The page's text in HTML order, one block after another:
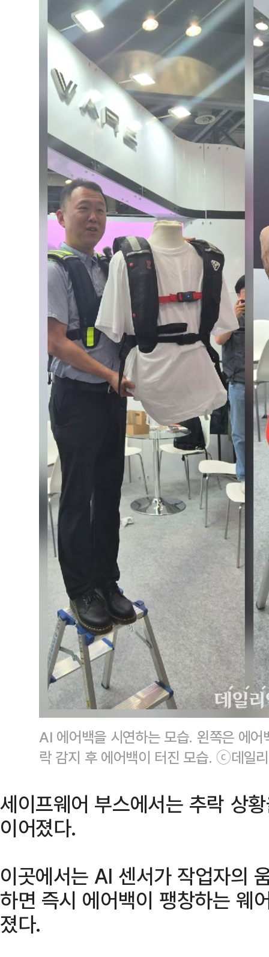
AI 에어백을 시연하는 모습. 왼쪽은 에
락 감지 후 에어백이 터진 모습. ⓒ데일
세이프웨어 부스에서는 추락 상
이어졌다.
이곳에서는 AI 센서가 작업자의
하면 즉시 에어백이 팽창하는 웨
졌다.